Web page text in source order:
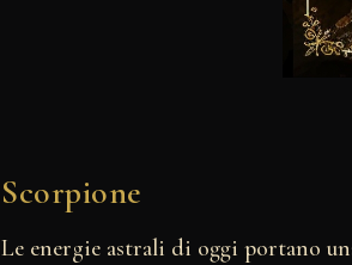
Scorpione
Le energie astrali di oggi portano